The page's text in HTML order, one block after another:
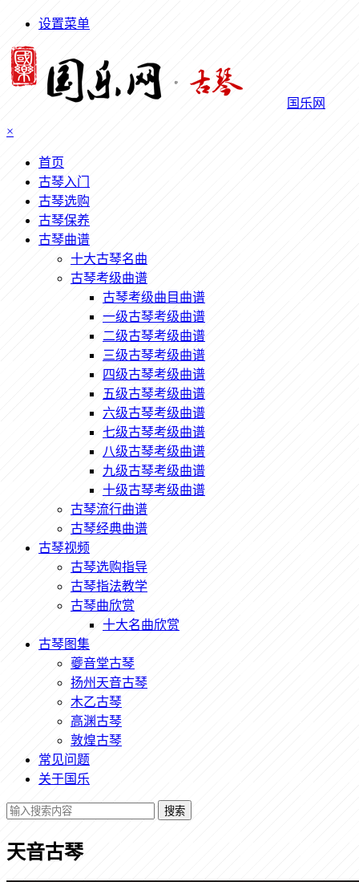
设置菜单
国乐网
×
首页
古琴入门
古琴选购
古琴保养
古琴曲谱
十大古琴名曲
古琴考级曲谱
古琴考级曲目曲谱
一级古琴考级曲谱
二级古琴考级曲谱
三级古琴考级曲谱
四级古琴考级曲谱
五级古琴考级曲谱
六级古琴考级曲谱
七级古琴考级曲谱
八级古琴考级曲谱
九级古琴考级曲谱
十级古琴考级曲谱
古琴流行曲谱
古琴经典曲谱
古琴视频
古琴选购指导
古琴指法教学
古琴曲欣赏
十大名曲欣赏
古琴图集
夔音堂古琴
扬州天音古琴
木乙古琴
高渊古琴
敦煌古琴
常见问题
关于国乐
搜索
天音古琴